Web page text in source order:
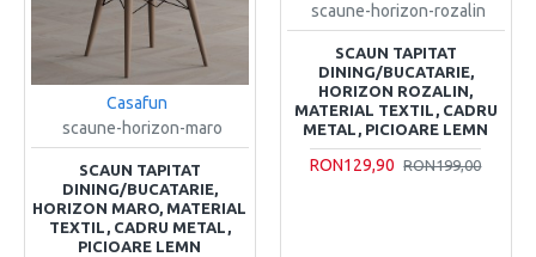
Casafun
scaune-horizon-maro
SCAUN TAPITAT
DINING/BUCATARIE,
HORIZON MARO, MATERIAL
TEXTIL, CADRU METAL,
PICIOARE LEMN
scaune-horizon-rozalin
SCAUN TAPITAT
DINING/BUCATARIE,
HORIZON ROZALIN,
MATERIAL TEXTIL, CADRU
METAL, PICIOARE LEMN
RON129,90 RON199,00